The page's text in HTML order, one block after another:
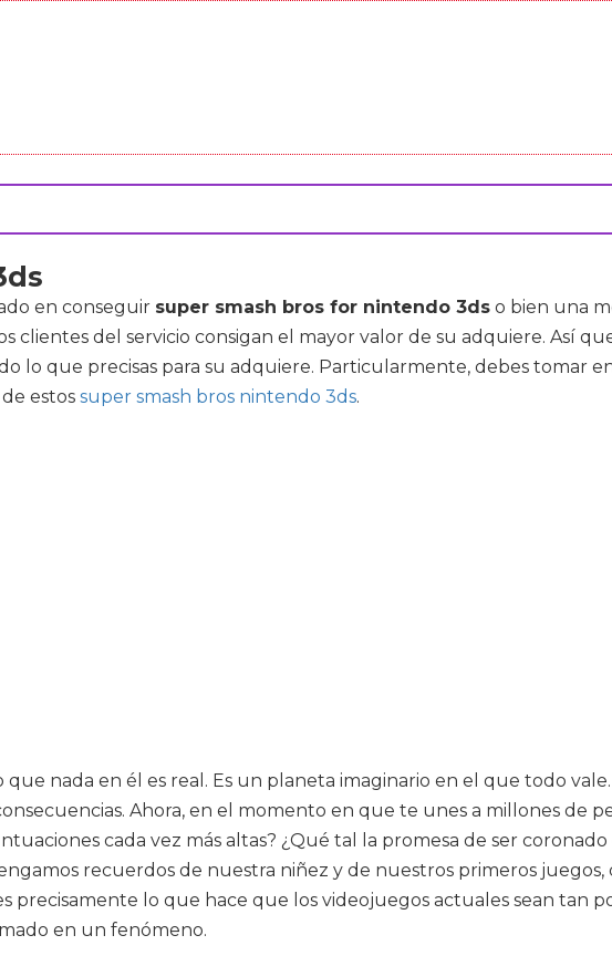
en conseguir super smash bros for nintendo 3ds o bien una
del servicio consigan el mayor valor de su adquiere. Así
lo que precisas para su adquiere. Particularmente, debes tomar
estos super smash bros nintendo 3ds.
nada en él es real. Es un planeta imaginario en el que todo
Ahora, en el momento en que te unes a millones de
cada vez más altas? ¿Qué tal la promesa de ser
recuerdos de nuestra niñez y de nuestros primeros
precisamente lo que hace que los videojuegos actuales sean tan
en un fenómeno.